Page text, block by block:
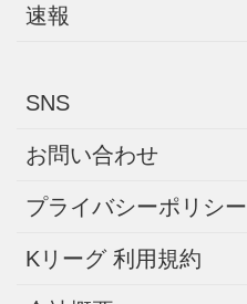
速報
SNS
お問い合わせ
プライバシーポリシー
Kリーグ 利用規約